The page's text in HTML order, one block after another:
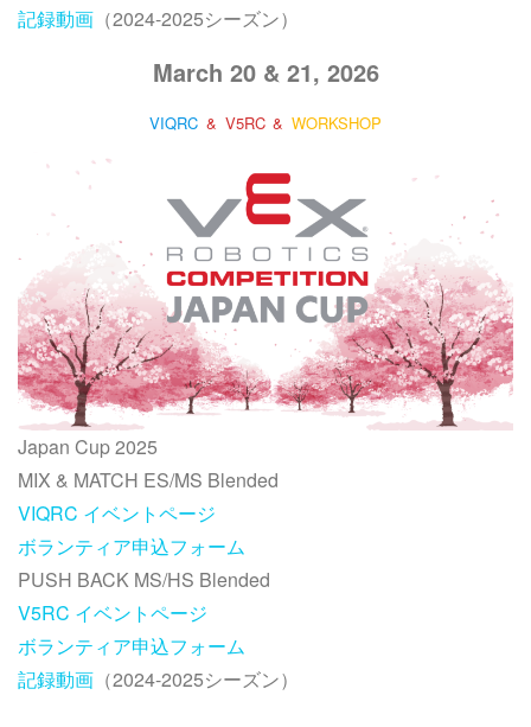
記録動画 （2024-2025シーズン）
March 20 & 21, 2026
VIQRC & V5RC & WORKSHOP
Japan Cup 2025
MIX & MATCH ES/MS Blended
VIQRC イベントページ
ボランティア申込フォーム
PUSH BACK MS/HS Blended
V5RC イベントページ
ボランティア申込フォーム
記録動画 （2024-2025シーズン）